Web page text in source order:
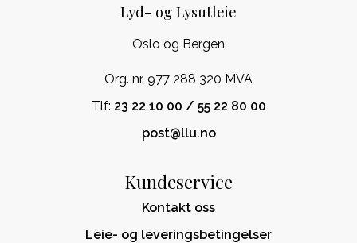
Lyd- og Lysutleie
Oslo og Bergen
Org. nr. 977 288 320 MVA
Tlf: 23 22 10 00 / 55 22 80 00
post@llu.no
Kundeservice
Kontakt oss
Leie- og leveringsbetingelser